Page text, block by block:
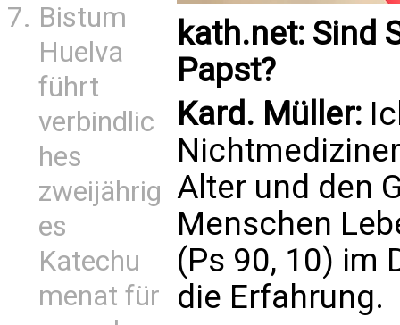
Bistum
Huelva
führt
verbindlic
hes
zweijährig
es
Katechu
menat für
kath.net: Sind
Papst?
Kard. Müller:
Alter und den
Menschen
(Ps 90, 10) im
die Erfahrung.